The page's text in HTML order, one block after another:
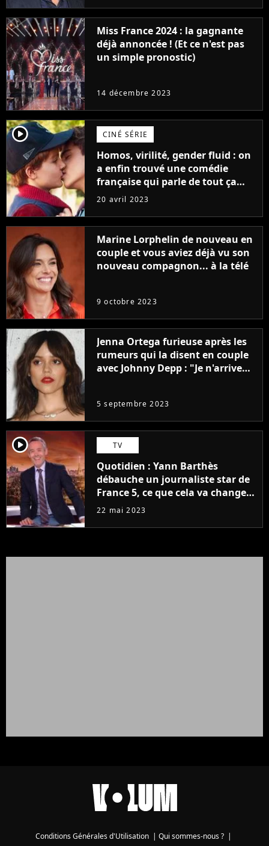
Miss France 2024 : la gagnante
déjà annoncée ! (Et ce n'est pas
un simple pronostic)
14 décembre 2023
player2 CINÉ SÉRIE
Homos, virilité, gender fluid : on
a enfin trouvé une comédie
française qui parle de tout ça
sans être super ringarde
20 avril 2023
Marine Lorphelin de nouveau en
couple et vous aviez déjà vu son
nouveau compagnon... à la télé
9 octobre 2023
Jenna Ortega furieuse après les
rumeurs qui la disent en couple
avec Johnny Depp : "Je n'arrive
5 septembre 2023
player2 TV
Quotidien : Yann Barthès
débauche un journaliste star de
France 5, ce que cela va changer
à la rentrée
22 mai 2023
Conditions Générales d'Utilisation | Qui sommes-nous ? |